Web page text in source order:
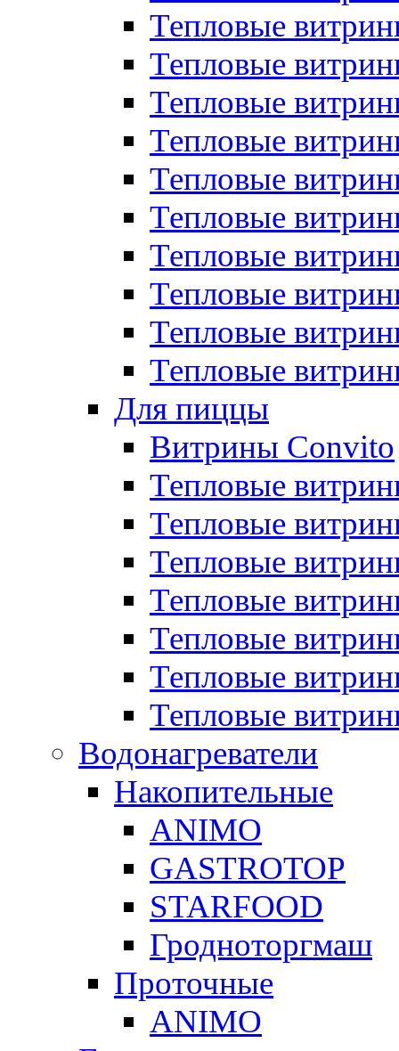
Тепловые
Тепловые
Тепловые
Тепловые
Тепловые
Тепловые
Тепловые
Тепловые
Тепловые
Тепловые
Для пиццы
Витрины Convito
Тепловые
Тепловые
Тепловые
Тепловые
Тепловые
Тепловые
Тепловые
Водонагреватели
Накопительные
ANIMO
GASTROTOP
STARFOOD
Гродноторгмаш
Проточные
ANIMO